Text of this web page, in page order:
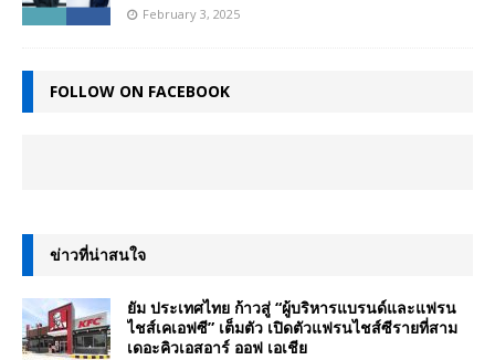
February 3, 2025
FOLLOW ON FACEBOOK
ข่าวที่น่าสนใจ
ยัม ประเทศไทย ก้าวสู่ “ผู้บริหารแบรนด์และแฟรน
ไชส์เคเอฟซี” เต็มตัว เปิดตัวแฟรนไชส์ซีรายที่สาม
เดอะคิวเอสอาร์ ออฟ เอเชีย